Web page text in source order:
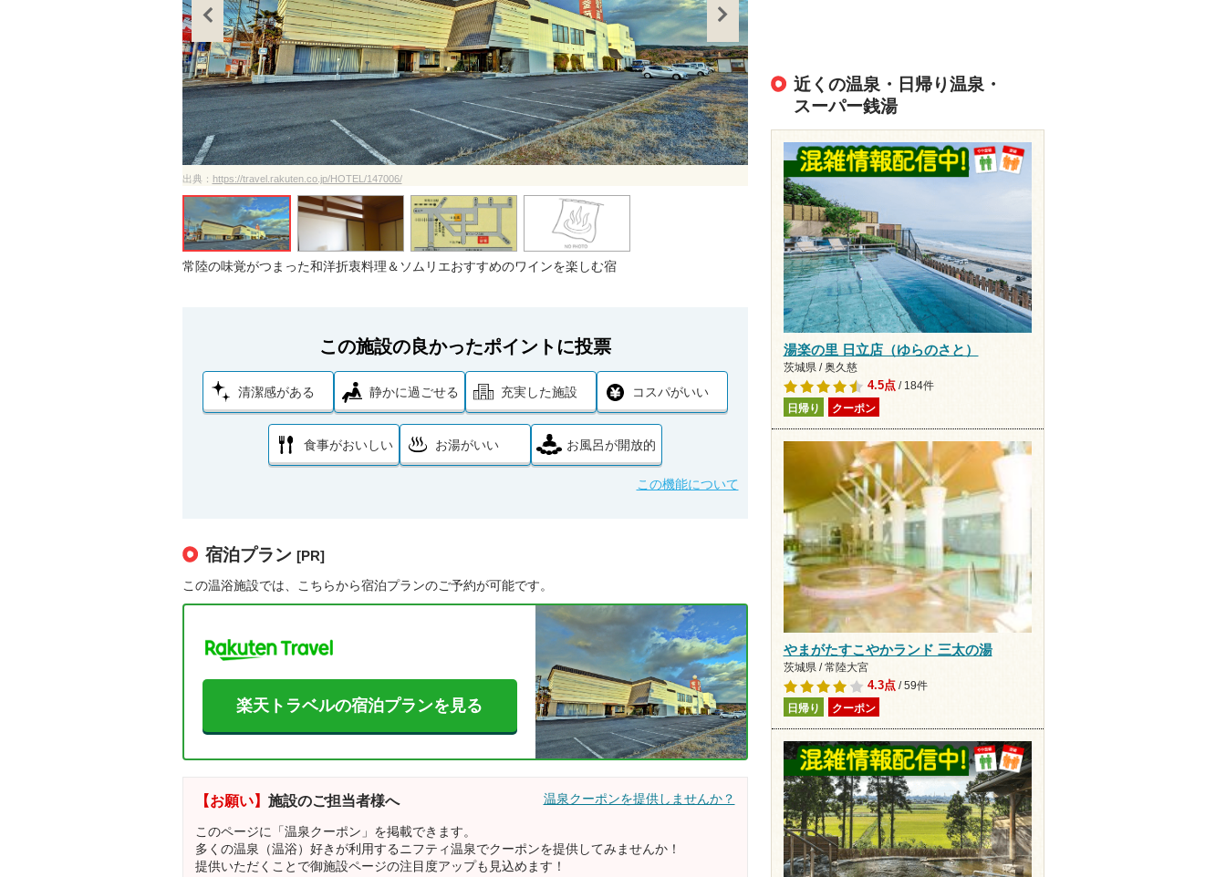
出典： https://travel.rakuten.co.jp/HOTEL/147006/ https://travel.rakuten.co.jp/HOTEL/147006/
常陸の味覚がつまった和洋折衷料理＆ソムリエおすすめのワインを楽しむ宿
この施設の良かったポイントに投票
清潔感がある 静かに過ごせる 充実した施設 コスパがいい
食事がおいしい お湯がいい お風呂が開放的
この機能について
宿泊プラン [PR]
この温浴施設では、こちらから宿泊プランのご予約が可能です。
楽天トラベルの宿泊プランを見る
【お願い】 施設のご担当者様へ 温泉クーポンを提供しませんか？
このページに「温泉クーポン」を掲載できます。
多くの温泉（温浴）好きが利用するニフティ温泉でクーポンを提供してみませんか！
提供いただくことで御施設ページの注目度アップも見込めます！
近くの温泉・日帰り温泉・
スーパー銭湯
湯楽の里 日立店（ゆらのさと）
茨城県 / 奥久慈
4.5点/ 184件
日帰り クーポン
やまがたすこやかランド 三太の湯
茨城県 / 常陸大宮
4.3点/ 59件
日帰り クーポン